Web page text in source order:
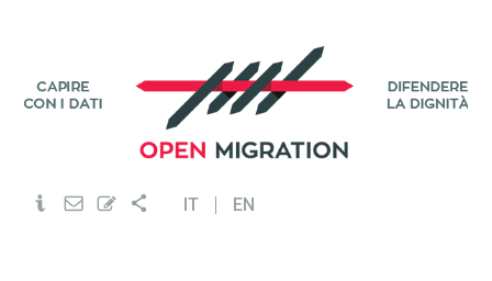
IT EN